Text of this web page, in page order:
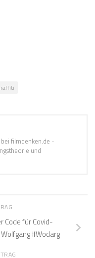
filmdenken.de -
und
Code für Covid-
#Wodarg